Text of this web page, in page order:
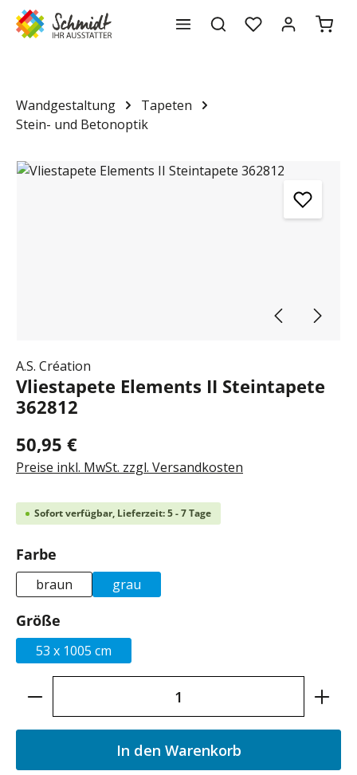
springen
Wandgestaltung
Tapeten
Stein- und Betonoptik
Bildergalerie überspringen
A.S. Création
Vliestapete Elements II Steintapete
362812
50,95 €
Preise inkl. MwSt. zzgl. Versandkosten
Sofort verfügbar, Lieferzeit: 5 - 7 Tage
Farbe
braun grau
Größe
53 x 1005 cm
Produkt Anzahl: Gib den gewünschten
In den Warenkorb